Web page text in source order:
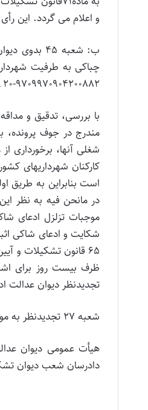
و اعلام می گردد. این
چباکی به طرفیت
9709970904200882-20؍3؍1397 به شرح زیر رأی صادر کرده است:
با بررسی، تدقیق و
مندرج در جوف
کارکنان شهرداریهای
است بنابراین به طریق
در مانحن فیه به نظر
موجبات تزلزل ادعای
65 قانون تشکیلات و
ظرف بیست روز برای
تجدیدنظر دیوان عدالت
شعبه 27 تجدیدنظر به موجب دادنامه شماره 9709970956004029 رأی شعبه 45 بدوی را تأیید کرده است.
دادرسان شعب دیوان